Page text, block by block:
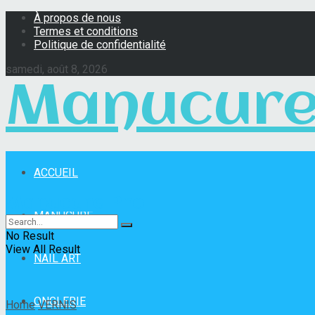
À propos de nous
Termes et conditions
Politique de confidentialité
samedi, août 8, 2026
ACCUEIL
MANUCURE
NAIL ART
ONGLERIE
No Result
View All Result
Home VERNIS